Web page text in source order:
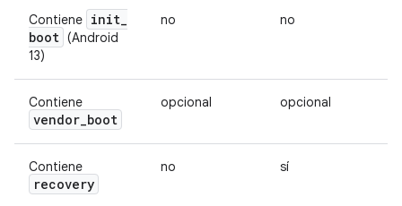
Contiene init_
boot (Android
13)
no no
Contiene
vendor_boot
opcional opcional
Contiene
recovery
no sí